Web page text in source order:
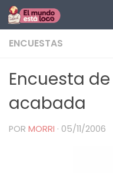
Saltar al
ENCUESTAS
Encuesta
acabada
POR MORRI · 05/11/2006